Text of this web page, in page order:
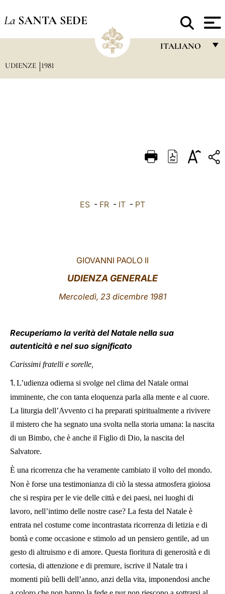
La SANTA SEDE
ITALIANO
DEUTSCH
UDIENZE 1981
ES - FR - IT - PT
GIOVANNI PAOLO II
UDIENZA GENERALE
Mercoledì, 23 dicembre 1981
Recuperiamo la verità del Natale nella sua
autenticità e nel suo significato
Carissimi fratelli e sorelle,
1.L’udienza odierna si svolge nel clima del Natale ormai
imminente, che con tanta eloquenza parla alla mente e al cuore.
La liturgia dell’Avvento ci ha preparati spiritualmente a rivivere
il mistero che ha segnato una svolta nella storia umana: la nascita
di un Bimbo, che è anche il Figlio di Dio, la nascita del
Salvatore.
È una ricorrenza che ha veramente cambiato il volto del mondo.
Non è forse una testimonianza di ciò la stessa atmosfera gioiosa
che si respira per le vie delle città e dei paesi, nei luoghi di
lavoro, nell’intimo delle nostre case? La festa del Natale è
entrata nel costume come incontrastata ricorrenza di letizia e di
bontà e come occasione e stimolo ad un pensiero gentile, ad un
gesto di altruismo e di amore. Questa fioritura di generosità e di
cortesia, di attenzione e di premure, iscrive il Natale tra i
momenti più belli dell’anno, anzi della vita, imponendosi anche